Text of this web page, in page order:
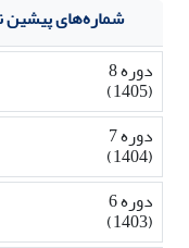
شماره‌های پیشین
دوره 8
(1405)
دوره 7
(1404)
دوره 6
(1403)